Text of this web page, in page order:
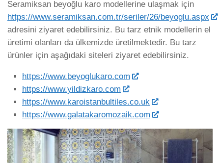
Seramiksan beyoğlu karo modellerine ulaşmak için
https://www.seramiksan.com.tr/seriler/26/beyoglu.aspx
adresini ziyaret edebilirsiniz. Bu tarz etnik modellerin el
üretimi olanları da ülkemizde üretilmektedir. Bu tarz
ürünler için aşağıdaki siteleri ziyaret edebilirsiniz.
https://www.beyoglukaro.com
https://www.yildizkaro.com
https://www.karoistanbultiles.co.uk
https://www.galatakaromozaik.com